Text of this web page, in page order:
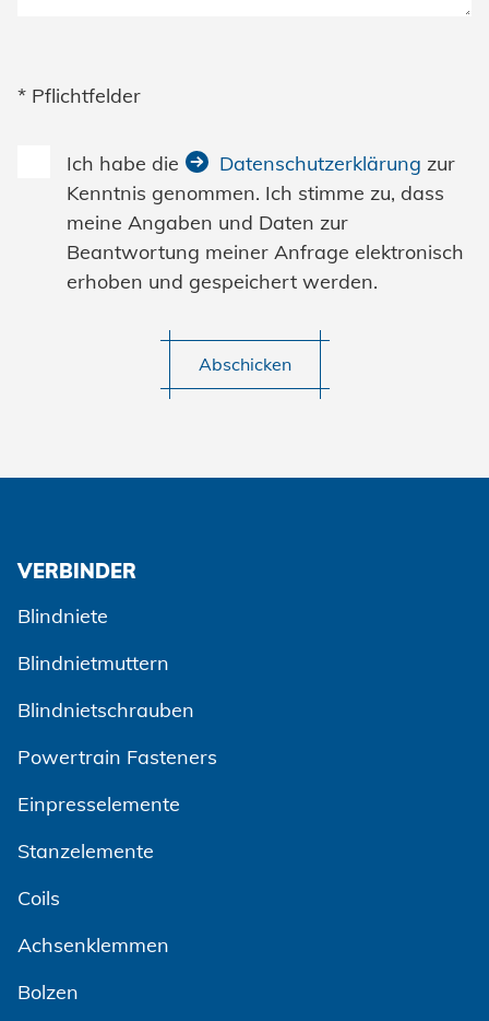
* Pflichtfelder
Ich habe die Datenschutzerklärung zur
Kenntnis genommen. Ich stimme zu, dass
meine Angaben und Daten zur
Beantwortung meiner Anfrage elektronisch
erhoben und gespeichert werden.
Abschicken
VERBINDER
Blindniete
Blindnietmuttern
Blindnietschrauben
Powertrain Fasteners
Einpresselemente
Stanzelemente
Coils
Achsenklemmen
Bolzen